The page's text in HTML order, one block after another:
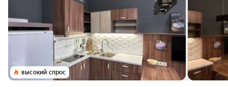
высокий спрос